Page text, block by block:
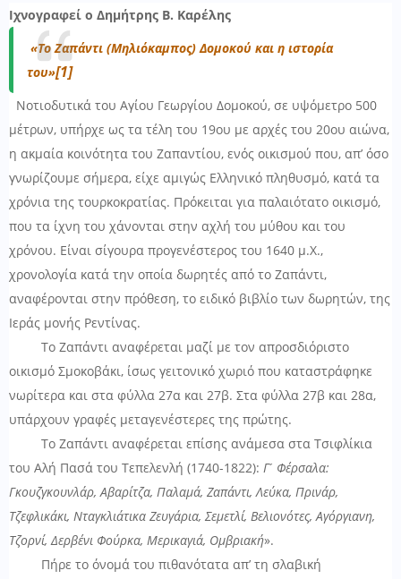
Ιχνογραφεί ο Δημήτρης Β. Καρέλης
«Το Ζαπάντι (Μηλιόκαμπος) Δομοκού και η ιστορία
του»[1]
Νοτιοδυτικά του Αγίου Γεωργίου Δομοκού, σε υψόμετρο 500
μέτρων, υπήρχε ως τα τέλη του 19ου με αρχές του 20ου αιώνα,
η ακμαία κοινότητα του Ζαπαντίου, ενός οικισμού που, απ’ όσο
γνωρίζουμε σήμερα, είχε αμιγώς Ελληνικό πληθυσμό, κατά τα
χρόνια της τουρκοκρατίας. Πρόκειται για παλαιότατο οικισμό,
που τα ίχνη του χάνονται στην αχλή του μύθου και του
χρόνου. Είναι σίγουρα προγενέστερος του 1640 μ.Χ.,
χρονολογία κατά την οποία δωρητές από το Ζαπάντι,
αναφέρονται στην πρόθεση, το ειδικό βιβλίο των δωρητών, της
Ιεράς μονής Ρεντίνας.
Το Ζαπάντι αναφέρεται μαζί με τον απροσδιόριστο
οικισμό Σμοκοβάκι, ίσως γειτονικό χωριό που καταστράφηκε
νωρίτερα και στα φύλλα 27α και 27β. Στα φύλλα 27β και 28α,
υπάρχουν γραφές μεταγενέστερες της πρώτης.
Το Ζαπάντι αναφέρεται επίσης ανάμεσα στα Τσιφλίκια
του Αλή Πασά του Τεπελενλή (1740-1822): Γ ́ Φέρσαλα:
Γκουζγκουνλάρ, Αβαρίτζα, Παλαμά, Ζαπάντι, Λεύκα, Πρινάρ,
Τζεφλικάκι, Νταγκλιάτικα Ζευγάρια, Σεμετλί, Βελιονότες, Αγόργιανη,
Τζορνί, Δερβένι Φούρκα, Μερικαγιά, Ομβριακή».
Πήρε το όνομά του πιθανότατα απ’ τη σλαβική